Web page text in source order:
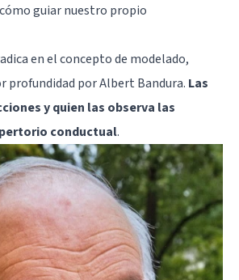
guiar nuestro propio
en el concepto de modelado,
profundidad por Albert Bandura. Las
y quien las observa las
conductual.